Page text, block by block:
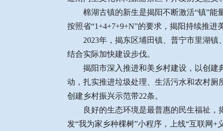
棉湖古镇的新生是揭阳不断激活“镇”能
按照省“1+4+7+9+N”的要求，揭阳持续推进
2023年，揭东区埔田镇、普宁市里湖镇
结合实际加快建设步伐。
揭阳市深入推进和美乡村建设，以创建典
动，扎实推进垃圾处理、生活污水和农村厕
创建乡村振兴示范带22条。
良好的生态环境是最普惠的民生福祉，揭
发“我为家乡种棵树”小程序，上线“互联网+